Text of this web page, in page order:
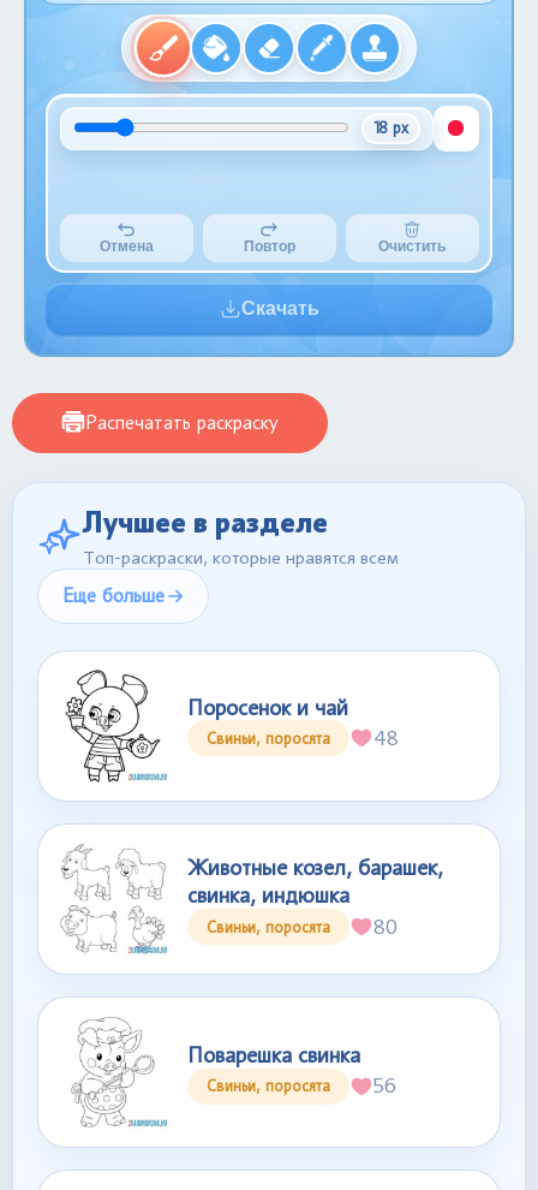
18 px
Отмена Повтор Очистить
Скачать
Распечатать раскраску
Лучшее в разделе
Топ-раскраски, которые нравятся всем
Еще больше
Поросенок и чай
Свиньи, поросята 48
Животные козел, барашек,
свинка, индюшка
Свиньи, поросята 80
Поварешка свинка
Свиньи, поросята 56